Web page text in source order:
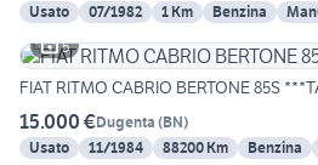
Usato
07/1982 1 Km Benzina
5
FIAT RITMO CABRIO BERTONE 85S
15.000 €Dugenta (BN)
Usato
11/1984 88200 Km Benzina